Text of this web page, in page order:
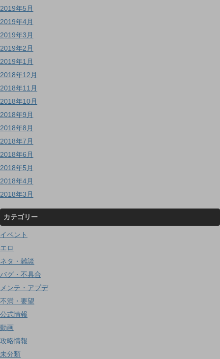
2019年5月
2019年4月
2019年3月
2019年2月
2019年1月
2018年12月
2018年11月
2018年10月
2018年9月
2018年8月
2018年7月
2018年6月
2018年5月
2018年4月
2018年3月
カテゴリー
イベント
エロ
ネタ・雑談
バグ・不具合
メンテ・アプデ
不満・要望
公式情報
動画
攻略情報
未分類